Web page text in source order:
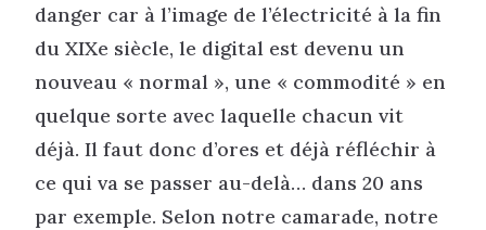
danger car à l’image de l’électricité à la fin
du XIXe siècle, le digital est devenu un
nouveau « normal », une « commodité » en
quelque sorte avec laquelle chacun vit
déjà. Il faut donc d’ores et déjà réfléchir à
ce qui va se passer au-delà… dans 20 ans
par exemple. Selon notre camarade, notre